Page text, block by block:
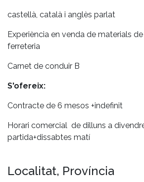
castellà, català i anglès parlat
Experiència en venda de materials
ferreteria
Carnet de conduir B
S'ofereix:
Contracte de 6 mesos +indefinit
Horari comercial de dilluns a
partida+dissabtes matí
Localitat, Província